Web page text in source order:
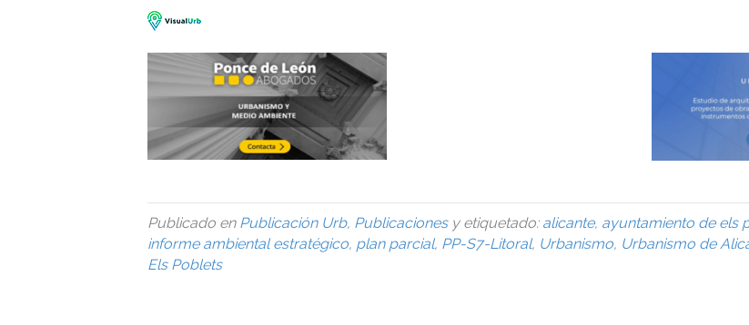
Publicado en Publicación Urb, Publicacionesy etiquetado: alicante, ayuntamiento de els
informe ambiental estratégico, plan parcial, PP-S7-Litoral, Urbanismo, Urbanismo de
Els Poblets